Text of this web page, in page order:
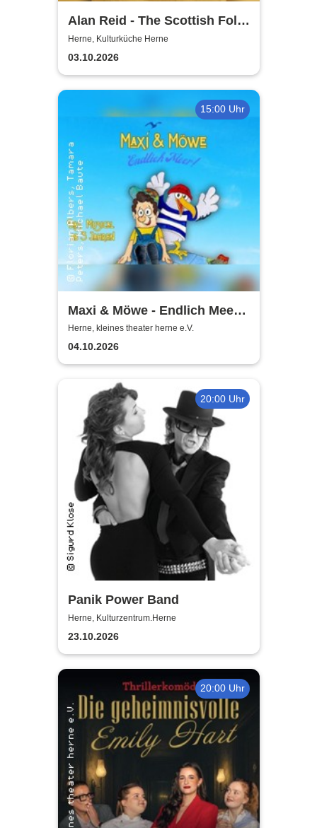
Alan Reid - The Scottish Folk-
Legend
Herne, Kulturküche Herne
03.10.2026
15:00 Uhr
Maxi & Möwe - Endlich Meer!
Interaktives Kindermusical |
Kleines Theater Herne
Herne, kleines theater herne e.V.
04.10.2026
20:00 Uhr
Panik Power Band
Herne, Kulturzentrum.Herne
23.10.2026
20:00 Uhr